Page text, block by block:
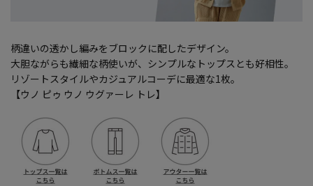
柄違いの透かし編みをブロックに配したデザイン。
大胆ながらも繊細な柄使いが、シンプルなトップスとも好相性。
リゾートスタイルやカジュアルコーデに最適な1枚。
【ウノ ピゥ ウノ ウグァーレ トレ】